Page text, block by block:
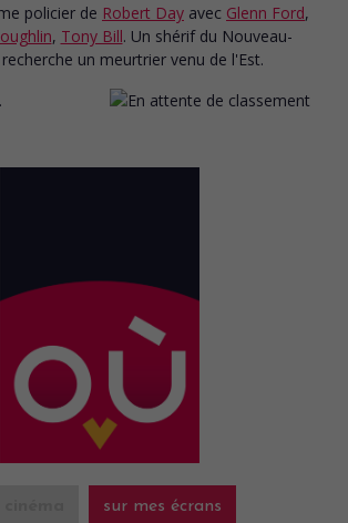
policier de Robert Day avec Glenn Ford,
, Tony Bill. Un shérif du Nouveau-
un meurtrier venu de l'Est.
sur mes écrans